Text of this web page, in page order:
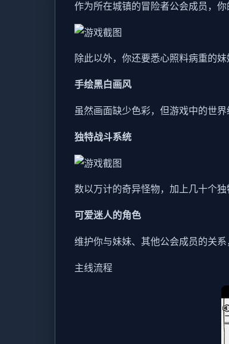
作为所在城镇的冒险者公会成员，
除此以外，你还要悉心照料病重的
手绘黑白画风
虽然画面缺少色彩，但游戏中的世
独特战斗系统
数以万计的奇异怪物，加上几十个
可爱迷人的角色
维护你与妹妹、其他公会成员的关
主线流程